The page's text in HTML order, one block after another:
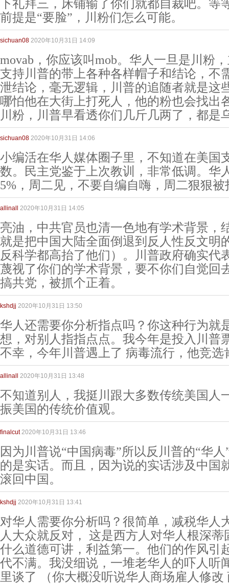
下礼拜三，床铺输了你们就都自裁吧。等
前提是“要脸”，川粉们怎么可能。
sichuan08 2020年10月31日 14:09
movab，你应该叫mob。华人一旦是川粉
支持川普的带上各种各样帽子和结论，不
泄结论，毫无逻辑，川普的追随者就是这
哪怕他在大街上打死人，他的粉也会找出
川粉，川普早看透你们几斤几两了，都是
sichuan08 2020年10月31日 14:06
小编活在华人媒体圈子里，不知道在美国
数。民主党鉴于上次教训，非常低调。华
5%，周二见，不要自编自嗨，周二狠狠被
allinall 2020年10月31日 14:05
亮油，中共官员也清一色地有学术背景，
就是把中国大陆全面倒退到反人性反文明
反科学都高抬了他们）。川普政府确实代
蔑视了你们的学术背景，要不你们自觉回
搞共党，被抓个正着。
kshdjj 2020年10月31日 13:50
华人还需要你分析指点吗？你这种行为就
想，对别人指指点点。我今年是投入川普
不幸，今年川普遇上了 病毒流行，他竞选
allinall 2020年10月31日 13:48
不知道别人，我挺川跟大多数传统美国人
振美国的传统价值观。
finalcut 2020年10月31日 13:46
因为川普说“中国病毒”所以反川普的“华
的是实话。而且，因为说的实话涉及中国
滚回中国。
kshdjj 2020年10月31日 13:41
对华人需要你分析吗？很简单，减税华人
人大众就反对， 这是西方人对华人根深
什么道德可讲，利益第一。他们的作风引
代不满。我没细说，一堆老华人的吓人听
里谈了 （你大概没听说华人商场雇人修